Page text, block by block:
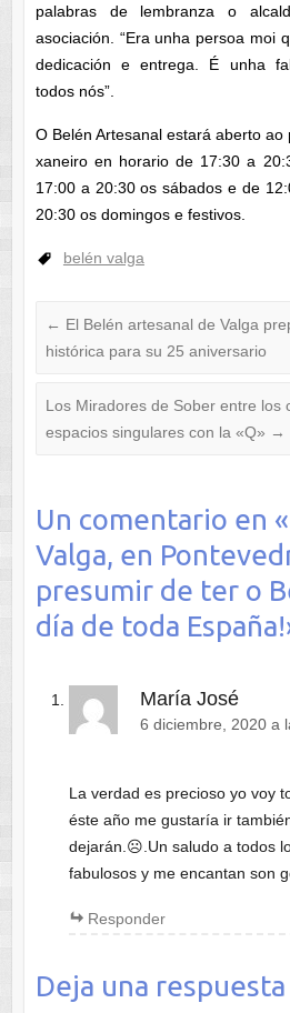
palabras de lembranza o
asociación. “Era unha persoa moi
dedicación e entrega. É unha
todos nós”.
O Belén Artesanal estará aberto
xaneiro en horario de 17:30 a
17:00 a 20:30 os sábados e de
20:30 os domingos e festivos.
belén valga
← El Belén artesanal de Valga
histórica para su 25 aniversario
Los Miradores de Sober entre los
espacios singulares con la «Q» →
Un comentario en «
Valga, en
presumir de ter o
día de toda España!
María José
6 diciembre, 2020 a
La verdad es precioso yo voy
éste año me gustaría ir
dejarán.☹.Un saludo a todos
fabulosos y me encantan son
Responder
Deja una respuesta